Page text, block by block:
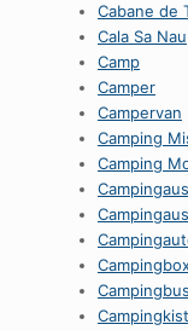
Cabane de
Cala Sa Nau
Camp
Camper
Campervan
Camping
Camping
Campingbus